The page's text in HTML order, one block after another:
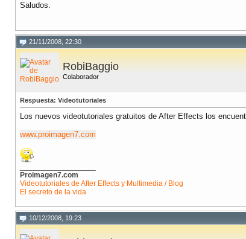
Saludos.
21/11/2008, 22:30
RobiBaggio
Colaborador
Respuesta: Videotutoriales
Los nuevos videotutoriales gratuitos de After Effects los
www.proimagen7.com
Proimagen7.com
Videotutoriales de After Effects y Multimedia / Blog
El secreto de la vida
10/12/2008, 19:23